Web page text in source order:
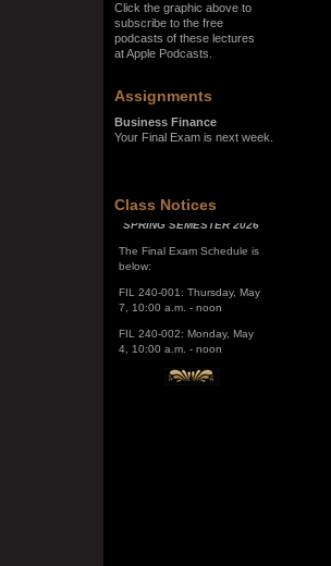
Click the graphic above to
subscribe to the free
podcasts of these lectures
at Apple Podcasts.
Assignments
Business Finance
Your Final Exam is next week.
Class Notices
SPRING SEMESTER 2026
The Final Exam Schedule is
FIL 240-001: Thursday, May
FIL 240-002: Monday, May